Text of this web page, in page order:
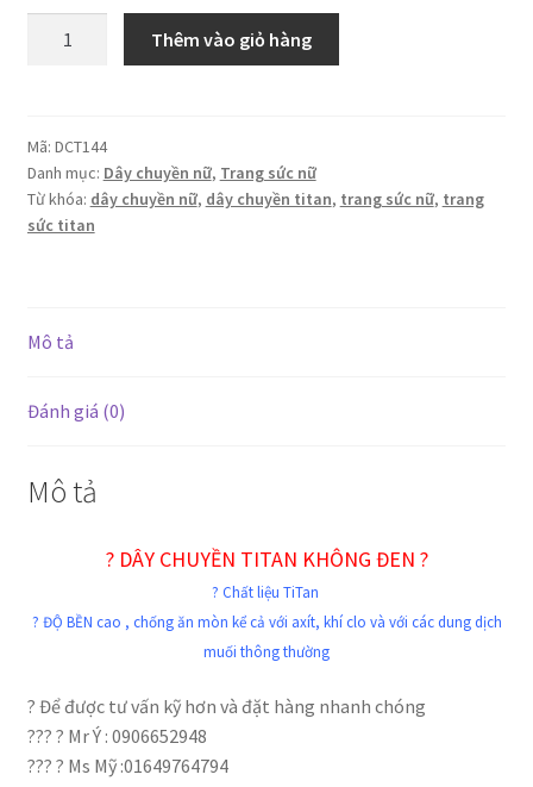
2
hạt
xoàn
độc
Thêm vào giỏ hàng
Mã: DCT144
Danh mục: Dây chuyền nữ, Trang sức nữ
Từ khóa: dây chuyền nữ, dây chuyền titan, trang sức nữ, trang
sức titan
Mô tả
Đánh giá (0)
Mô tả
? DÂY CHUYỀN TITAN KHÔNG ĐEN ?
? Chất liệu TiTan
? ĐỘ BỀN cao , chống ăn mòn kể cả với axít, khí clo và với các dung dịch
muối thông thường
? Để được tư vấn kỹ hơn và đặt hàng nhanh chóng
??? ? Mr Ý : 0906652948
??? ? Ms Mỹ :01649764794